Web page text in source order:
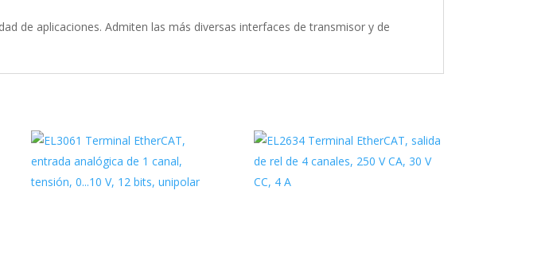
de aplicaciones. Admiten las más diversas interfaces de transmisor y de